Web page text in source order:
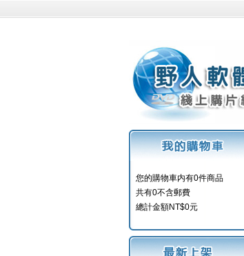
您的購物車内有0件商品
共有0不含郵費
總計金額NT$0元